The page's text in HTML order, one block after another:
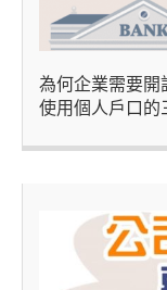
為何企業需要開
使用個人戶口的